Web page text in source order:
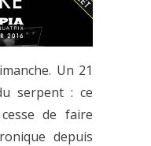
Un 21
serpent : ce
de faire
depuis